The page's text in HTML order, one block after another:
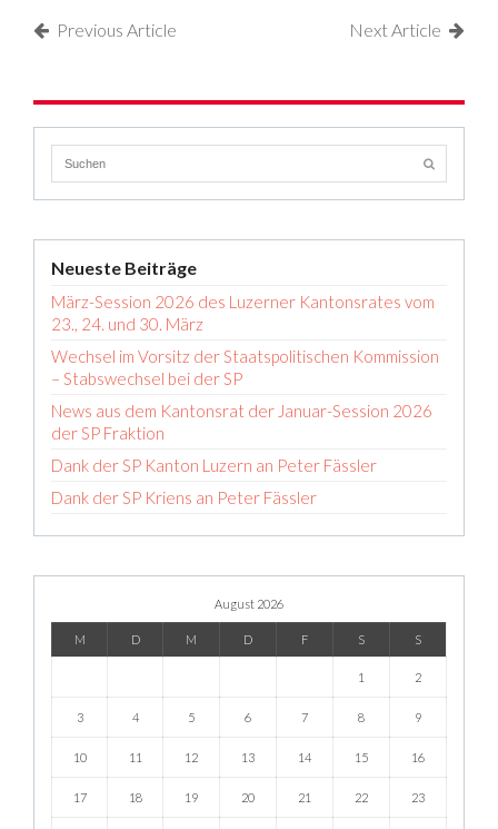
Previous Article Next Article
Neueste Beiträge
März-Session 2026 des Luzerner Kantonsrates vom
23., 24. und 30. März
Wechsel im Vorsitz der Staatspolitischen Kommission
– Stabswechsel bei der SP
News aus dem Kantonsrat der Januar-Session 2026
der SP Fraktion
Dank der SP Kanton Luzern an Peter Fässler
Dank der SP Kriens an Peter Fässler
August 2026
M D M D F S S
1 2
3 4 5 6 7 8 9
10 11 12 13 14 15 16
17 18 19 20 21 22 23